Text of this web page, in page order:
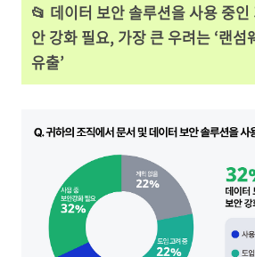
📂 데이터 보안 솔루션을 사용 중
안 강화 필요, 가장 큰 우려는 ‘랜섬
유출’